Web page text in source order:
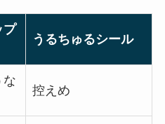
プ
うるちゅるシール
な
控えめ